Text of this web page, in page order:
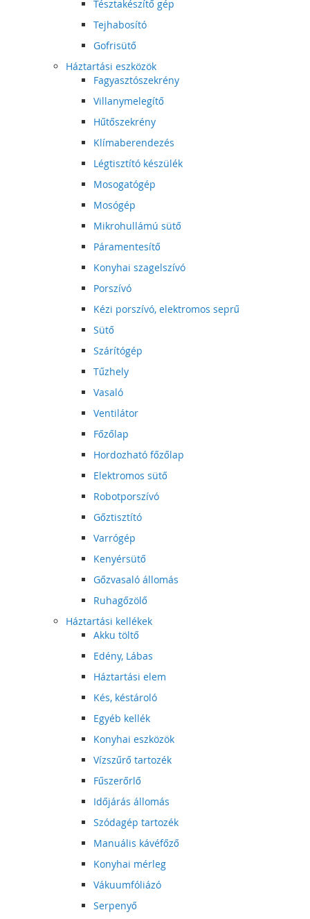
Tésztakészítő gép
Tejhabosító
Gofrisütő
Háztartási eszközök
Fagyasztószekrény
Villanymelegítő
Hűtőszekrény
Klímaberendezés
Légtisztító készülék
Mosogatógép
Mosógép
Mikrohullámú sütő
Páramentesítő
Konyhai szagelszívó
Porszívó
Kézi porszívó, elektromos seprű
Sütő
Szárítógép
Tűzhely
Vasaló
Ventilátor
Főzőlap
Hordozható főzőlap
Elektromos sütő
Robotporszívó
Gőztisztító
Varrógép
Kenyérsütő
Gőzvasaló állomás
Ruhagőzölő
Háztartási kellékek
Akku töltő
Edény, Lábas
Háztartási elem
Kés, késtároló
Egyéb kellék
Konyhai eszközök
Vízszűrő tartozék
Fűszerőrlő
Időjárás állomás
Szódagép tartozék
Manuális kávéfőző
Konyhai mérleg
Vákuumfóliázó
Serpenyő